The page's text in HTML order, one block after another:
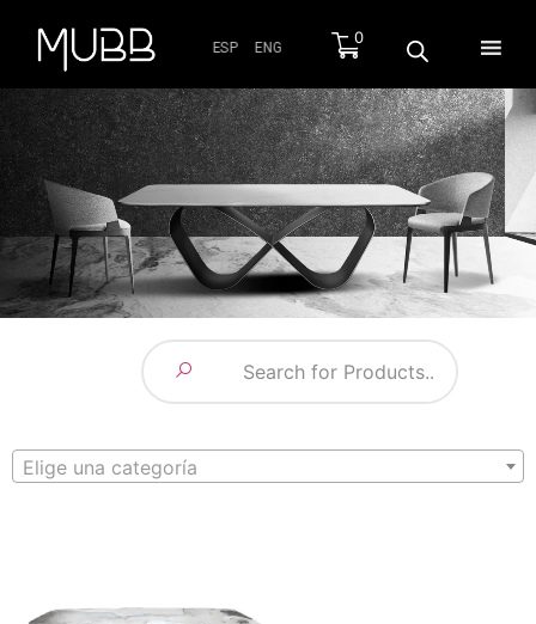
ESP ENG
0
Elige una categoría